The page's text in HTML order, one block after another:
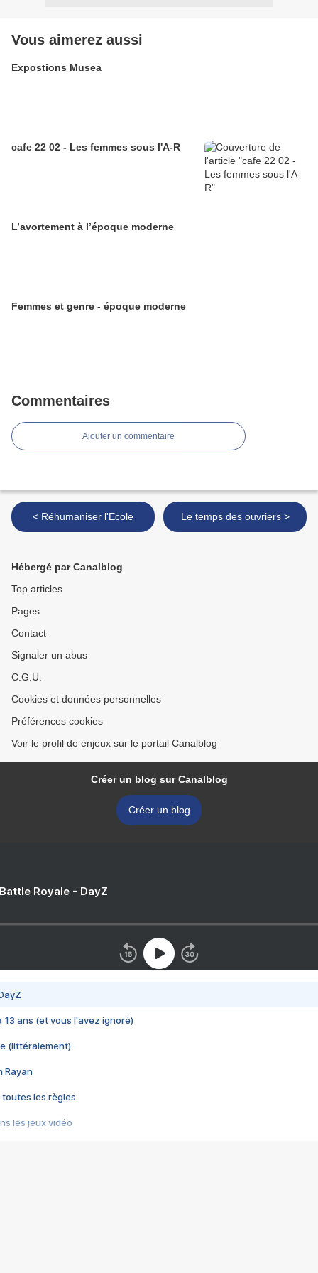
Vous aimerez aussi
Expostions Musea
cafe 22 02 - Les femmes sous l'A-R
L’avortement à l’époque moderne
Femmes et genre - époque moderne
Commentaires
Ajouter un commentaire
< Réhumaniser l'Ecole Le temps des ouvriers >
Hébergé par Canalblog
Top articles
Pages
Contact
Signaler un abus
C.G.U.
Cookies et données personnelles
Préférences cookies
Voir le profil de enjeux sur le portail Canalblog
Créer un blog sur Canalblog
Créer un blog
Royale - DayZ
13 ans (et vous l'avez ignoré)
(littéralement)
Rayan
toutes les règles
les jeux vidéo